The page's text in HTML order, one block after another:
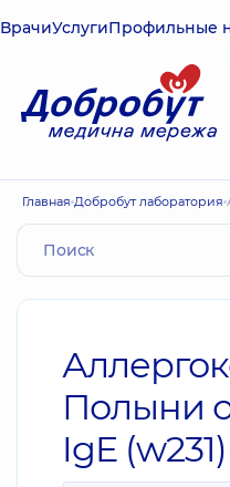
ВрачиУслугиПрофильные
Главная Добробут лаборатория
Полыни
IgE (w231)